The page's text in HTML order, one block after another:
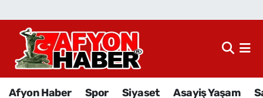
Afyon Haber Spor Siyaset Asayiş Yaşam
Afyon Haber